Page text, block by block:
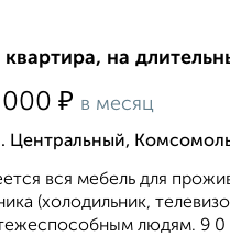
квартира, на
000 ₽ в месяц
Центральный,
вся мебель для
(холодильник,
людям. 9 0